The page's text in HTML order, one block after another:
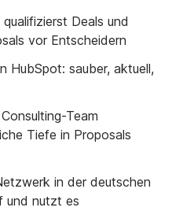
Deals und
vor Entscheidern
HubSpot: sauber, aktuell,
Team
Tiefe in Proposals
in der deutschen
und nutzt es